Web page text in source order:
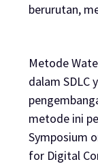
berurutan,
Metode
dalam SDLC
metode ini
Symposium
for Digital